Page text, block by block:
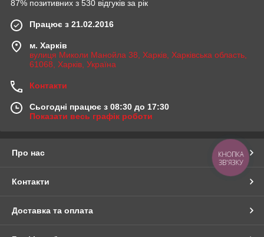
87% позитивних з 530 відгуків за рік
Працює з 21.02.2016
м. Харків
вулиця Миколи Манойла 38, Харків, Харківська область,
61068, Харків, Україна
Контакти
Сьогодні працює з 08:30 до 17:30
Показати весь графік роботи
Про нас
Контакти
Доставка та оплата
КНОПКА
ЗВ'ЯЗКУ